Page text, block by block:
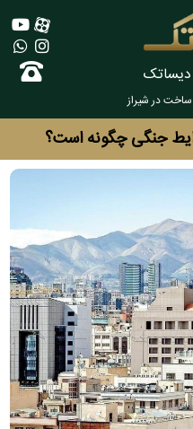
دیساتک
در شیراز
جنگی چگونه است؟